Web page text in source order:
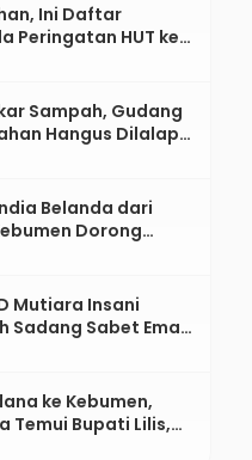
Ini Daftar
Peringatan HUT ke-
ke-397 Kabupaten
Sampah, Gudang
Hangus Dilalap
Belanda dari
Dorong
Geopark, dan
Mutiara Insani
Sadang Sabet Emas
Tapak Suci
ke Kebumen,
Temui Bupati Lilis,